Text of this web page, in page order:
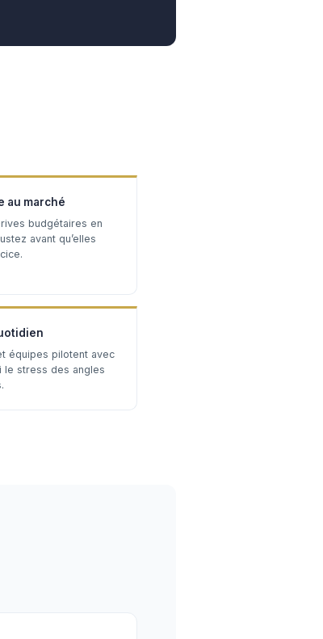
au marché
budgétaires en
avant qu’elles
équipes pilotent avec
stress des angles